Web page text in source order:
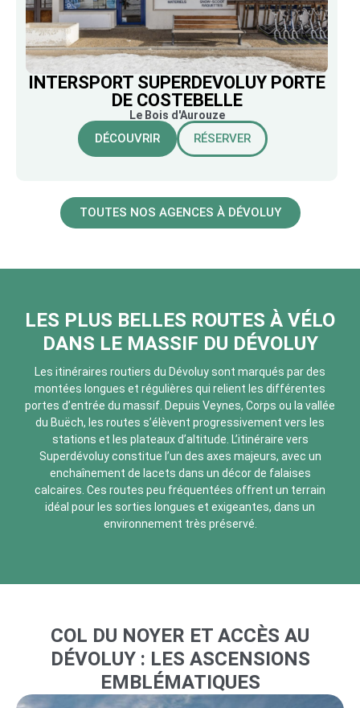
INTERSPORT SUPERDEVOLUY PORTE
DE COSTEBELLE
Le Bois d'Aurouze
DÉCOUVRIR RÉSERVER
TOUTES NOS AGENCES À DÉVOLUY
LES PLUS BELLES ROUTES À VÉLO
DANS LE MASSIF DU DÉVOLUY
Les itinéraires routiers du Dévoluy sont marqués par des
montées longues et régulières qui relient les différentes
portes d’entrée du massif. Depuis Veynes, Corps ou la vallée
du Buëch, les routes s’élèvent progressivement vers les
stations et les plateaux d’altitude. L’itinéraire vers
Superdévoluy constitue l’un des axes majeurs, avec un
enchaînement de lacets dans un décor de falaises
calcaires. Ces routes peu fréquentées offrent un terrain
idéal pour les sorties longues et exigeantes, dans un
environnement très préservé.
COL DU NOYER ET ACCÈS AU
DÉVOLUY : LES ASCENSIONS
EMBLÉMATIQUES